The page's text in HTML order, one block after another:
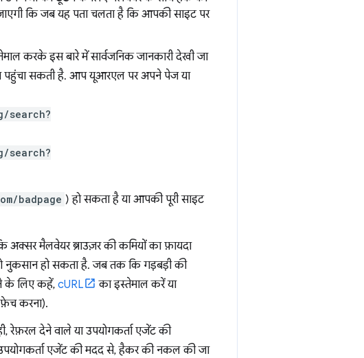
कि जब यह पता चलता है कि आपकी साइट पर
करके इस बारे में सार्वजनिक जानकारी देखी जा
पहुंचा सकती है. आप यूआरएल पर अपने पेज या
search?
search?
badpage ) हो सकता है या आपकी पूरी साइट
अक्सर मैलवेयर ब्राउज़र की कमियों का फ़ायदा
नुकसान हो सकता है. जब तक कि गड़बड़ी की
के लिए कहें, cURL
का इस्तेमाल करें या
करना).
रेफ़रल देने वाले या उपयोगकर्ता एजेंट की
उपयोगकर्ता एजेंट की मदद से, हैकर की नकल की जा